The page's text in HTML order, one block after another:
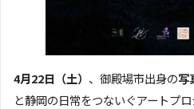
4月22日（土） 、御殿場市出身の写
と静岡の日常をつないぐアートプ